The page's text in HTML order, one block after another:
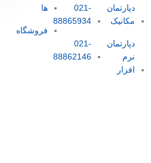
دپارتمان
مکانیک
دپارتمان
نرم
افزار
021-
88865934
021-
88862146
ها
فروشگاه